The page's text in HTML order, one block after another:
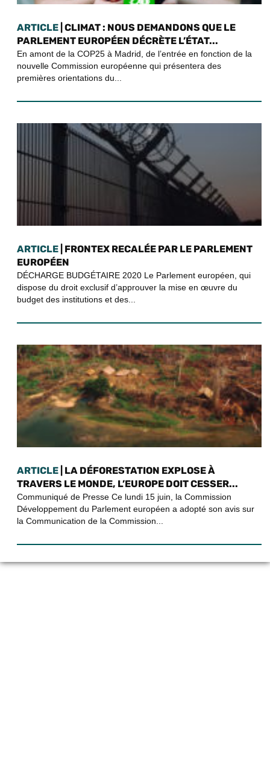
ARTICLE | CLIMAT : NOUS DEMANDONS QUE LE
PARLEMENT EUROPÉEN DÉCRÈTE L’ÉTAT...
En amont de la COP25 à Madrid, de l’entrée en fonction de la
nouvelle Commission européenne qui présentera des
premières orientations du...
ARTICLE | FRONTEX RECALÉE PAR LE PARLEMENT
EUROPÉEN
DÉCHARGE BUDGÉTAIRE 2020 Le Parlement européen, qui
dispose du droit exclusif d’approuver la mise en œuvre du
budget des institutions et des...
ARTICLE | LA DÉFORESTATION EXPLOSE À
TRAVERS LE MONDE, L’EUROPE DOIT CESSER...
Communiqué de Presse Ce lundi 15 juin, la Commission
Développement du Parlement européen a adopté son avis sur
la Communication de la Commission...